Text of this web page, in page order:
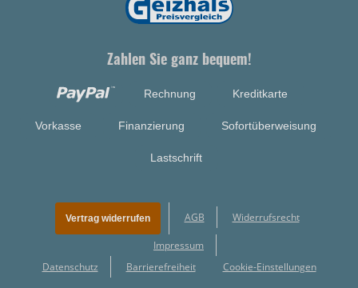
Zahlen Sie ganz bequem!
Rechnung Kreditkarte
Vorkasse Finanzierung Sofortüberweisung
Lastschrift
Vertrag widerrufen AGB Widerrufsrecht
Impressum
Datenschutz
Barrierefreiheit Cookie-Einstellungen